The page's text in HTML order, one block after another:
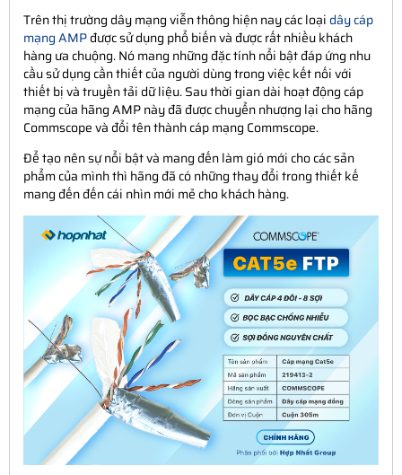
Trên thị trường dây mạng viễn thông hiện nay các loại dây cáp
mạng AMPđược sử dụng phổ biến và được rất nhiều khách
hàng ưa chuộng. Nó mang những đặc tính nổi bật đáp ứng nhu
cầu sử dụng cần thiết của người dùng trong việc kết nối với
thiết bị và truyền tải dữ liệu. Sau thời gian dài hoạt động cáp
mạng của hãng AMP này đã được chuyển nhượng lại cho hãng
Commscope và đổi tên thành cáp mạng Commscope.
Để tạo nên sự nổi bật và mang đến làm gió mới cho các sản
phẩm của mình thì hãng đã có những thay đổi trong thiết kế
mang đến đến cái nhìn mới mẻ cho khách hàng.